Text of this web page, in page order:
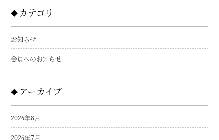
カテゴリ
お知らせ
会員へのお知らせ
アーカイブ
2026年8月
2026年7月